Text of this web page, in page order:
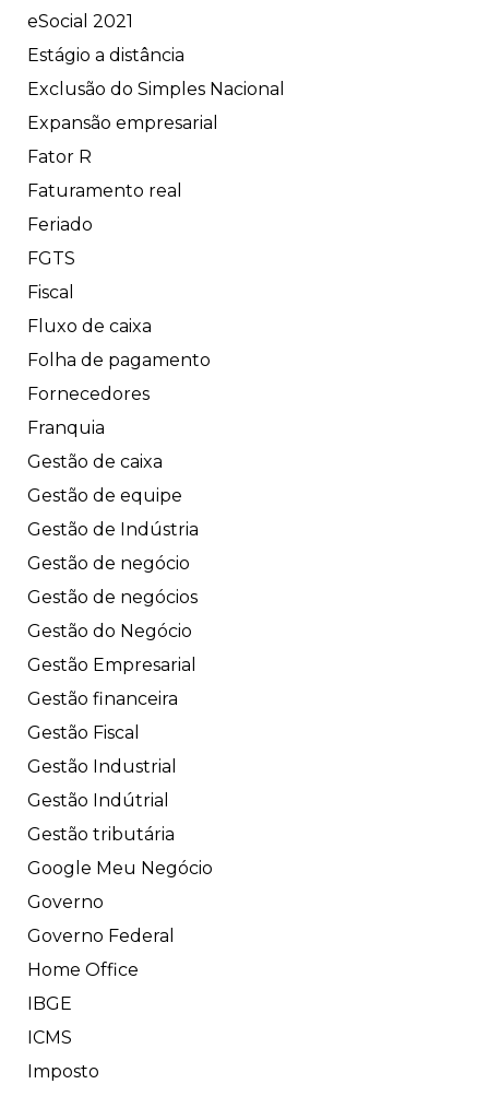
eSocial 2021
Estágio a distância
Exclusão do Simples Nacional
Expansão empresarial
Fator R
Faturamento real
Feriado
FGTS
Fiscal
Fluxo de caixa
Folha de pagamento
Fornecedores
Franquia
Gestão de caixa
Gestão de equipe
Gestão de Indústria
Gestão de negócio
Gestão de negócios
Gestão do Negócio
Gestão Empresarial
Gestão financeira
Gestão Fiscal
Gestão Industrial
Gestão Indútrial
Gestão tributária
Google Meu Negócio
Governo
Governo Federal
Home Office
IBGE
ICMS
Imposto